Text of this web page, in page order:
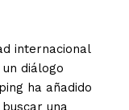
internacional
diálogo
ha añadido
una